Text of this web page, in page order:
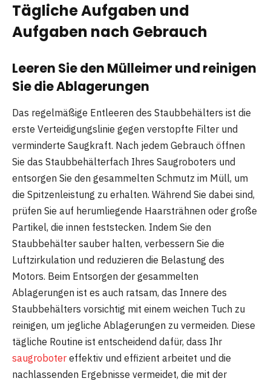
Tägliche Aufgaben und
Aufgaben nach Gebrauch
Leeren Sie den Mülleimer und reinigen
Sie die Ablagerungen
Das regelmäßige Entleeren des Staubbehälters ist die
erste Verteidigungslinie gegen verstopfte Filter und
verminderte Saugkraft. Nach jedem Gebrauch öffnen
Sie das Staubbehälterfach Ihres Saugroboters und
entsorgen Sie den gesammelten Schmutz im Müll, um
die Spitzenleistung zu erhalten. Während Sie dabei sind,
prüfen Sie auf herumliegende Haarsträhnen oder große
Partikel, die innen feststecken. Indem Sie den
Staubbehälter sauber halten, verbessern Sie die
Luftzirkulation und reduzieren die Belastung des
Motors. Beim Entsorgen der gesammelten
Ablagerungen ist es auch ratsam, das Innere des
Staubbehälters vorsichtig mit einem weichen Tuch zu
reinigen, um jegliche Ablagerungen zu vermeiden. Diese
tägliche Routine ist entscheidend dafür, dass Ihr
saugroboter effektiv und effizient arbeitet und die
nachlassenden Ergebnisse vermeidet, die mit der